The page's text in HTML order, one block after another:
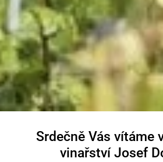
Srdečně Vás vítáme
vinařství Josef